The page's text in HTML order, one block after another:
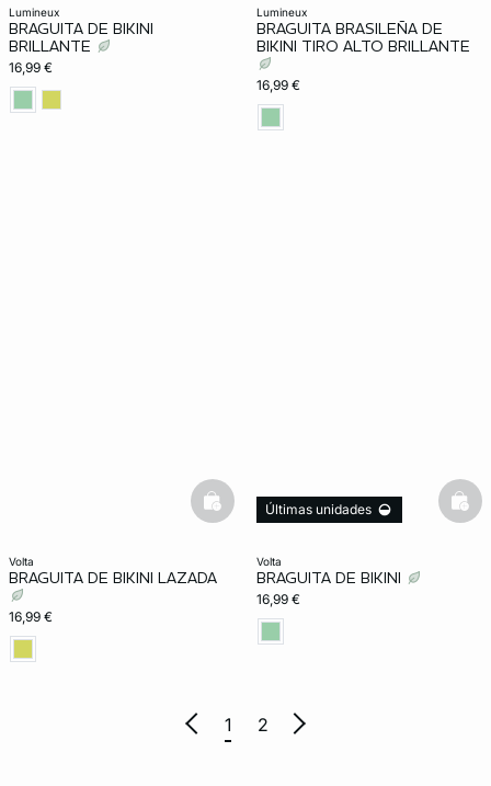
lumineux
BRAGUITA DE BIKINI
BRILLANTE
16,99 €
lumineux
BRAGUITA BRASILEÑA DE
BIKINI TIRO ALTO BRILLANTE
16,99 €
volta
BRAGUITA DE BIKINI LAZADA
16,99 €
basketfull
volta
BRAGUITA DE BIKINI
16,99 €
Últimas unidades
1 2